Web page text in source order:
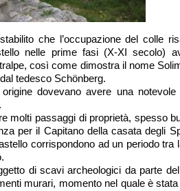
che l’occupazione del colle
nelle prime fasi (X-XI secolo)
così come dimostra il nome
tedesco Schönberg.
dovevano avere una notevole
molti passaggi di proprietà, spesso
per il Capitano della casata degli
corrispondono ad un periodo tra
di scavi archeologici da parte
murari, momento nel quale è